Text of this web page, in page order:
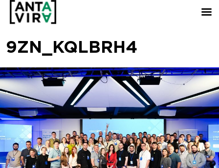
9ZN_KQLBRH4